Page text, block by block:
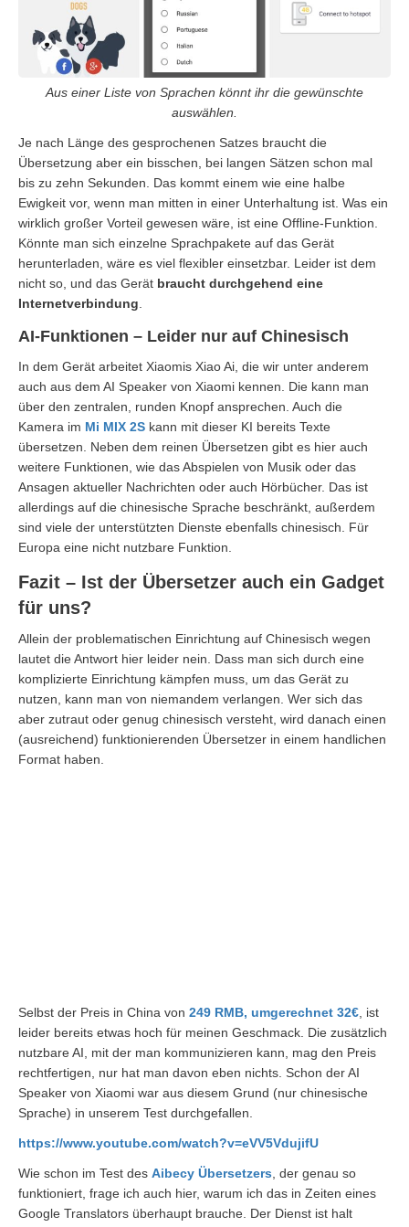
Aus einer Liste von Sprachen könnt ihr die gewünschte
auswählen.
Je nach Länge des gesprochenen Satzes braucht die
Übersetzung aber ein bisschen, bei langen Sätzen schon mal
bis zu zehn Sekunden. Das kommt einem wie eine halbe
Ewigkeit vor, wenn man mitten in einer Unterhaltung ist. Was ein
wirklich großer Vorteil gewesen wäre, ist eine Offline-Funktion.
Könnte man sich einzelne Sprachpakete auf das Gerät
herunterladen, wäre es viel flexibler einsetzbar. Leider ist dem
nicht so, und das Gerät braucht durchgehend eine
Internetverbindung
AI-Funktionen – Leider nur auf Chinesisch
In dem Gerät arbeitet Xiaomis Xiao Ai, die wir unter anderem
auch aus dem AI Speaker von Xiaomi kennen. Die kann man
über den zentralen, runden Knopf ansprechen. Auch die
Kamera im Mi MIX 2S kann mit dieser KI bereits Texte
übersetzen. Neben dem reinen Übersetzen gibt es hier auch
weitere Funktionen, wie das Abspielen von Musik oder das
Ansagen aktueller Nachrichten oder auch Hörbücher. Das ist
allerdings auf die chinesische Sprache beschränkt, außerdem
sind viele der unterstützten Dienste ebenfalls chinesisch. Für
Europa eine nicht nutzbare Funktion.
Fazit – Ist der Übersetzer auch ein Gadget
für uns?
Allein der problematischen Einrichtung auf Chinesisch wegen
lautet die Antwort hier leider nein. Dass man sich durch eine
komplizierte Einrichtung kämpfen muss, um das Gerät zu
nutzen, kann man von niemandem verlangen. Wer sich das
aber zutraut oder genug chinesisch versteht, wird danach einen
(ausreichend) funktionierenden Übersetzer in einem handlichen
Format haben.
Selbst der Preis in China von 249 RMB, umgerechnet 32€, ist
leider bereits etwas hoch für meinen Geschmack. Die zusätzlich
nutzbare AI, mit der man kommunizieren kann, mag den Preis
rechtfertigen, nur hat man davon eben nichts. Schon der AI
Speaker von Xiaomi war aus diesem Grund (nur chinesische
Sprache) in unserem Test durchgefallen.
https://www.youtube.com/watch?v=eVV5VdujifU
Wie schon im Test des Aibecy Übersetzers, der genau so
funktioniert, frage ich auch hier, warum ich das in Zeiten eines
Google Translators überhaupt brauche. Der Dienst ist halt